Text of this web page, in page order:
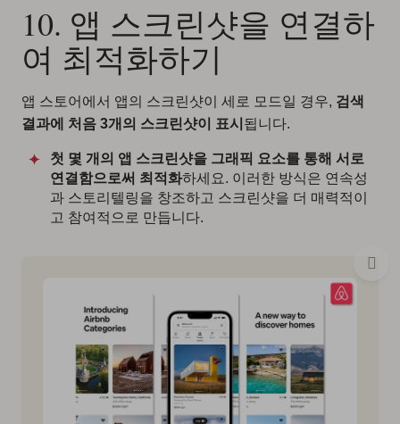
10. 앱 스크린샷을 연결하
여 최적화하기
앱 스토어에서 앱의 스크린샷이 세로 모드일 경우, 검색
결과에 처음 3개의 스크린샷이 표시 됩니다.
첫 몇 개의 앱 스크린샷을 그래픽 요소를 통해 서로
연결함으로써 최적화하세요. 이러한 방식은 연속성
과 스토리텔링을 창조하고 스크린샷을 더 매력적이
고 참여적으로 만듭니다.